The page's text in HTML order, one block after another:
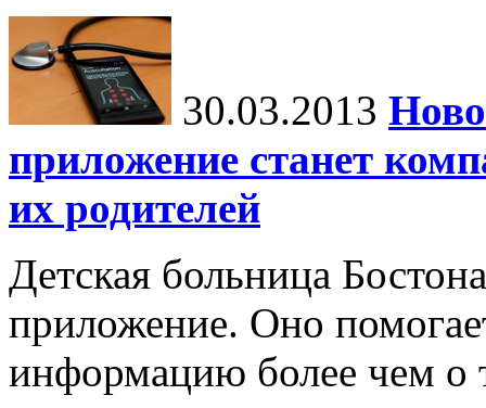
30.03.2013
приложение станет
их родителей
Детская больница
приложение. Оно
информацию более чем о